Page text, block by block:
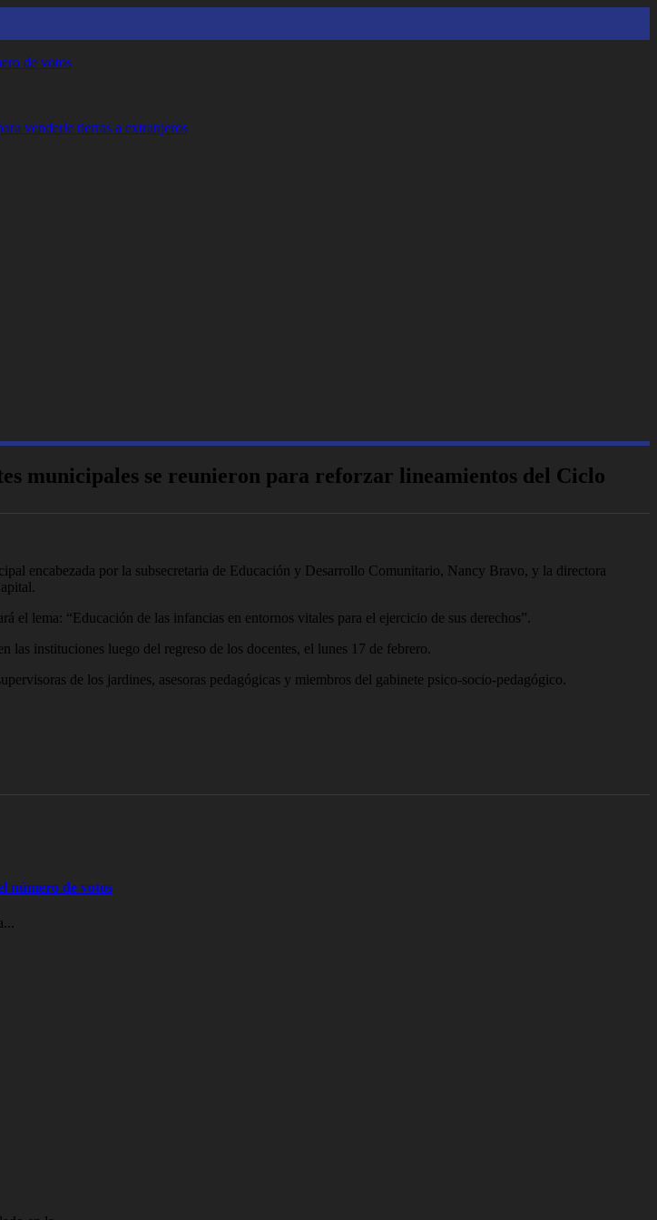
de votos
venderle tierras a extranjeros
municipales se reunieron para reforzar lineamientos del Ciclo
encabezada por la subsecretaria de Educación y Desarrollo Comunitario, Nancy Bravo, y la directora
lema: “Educación de las infancias en entornos vitales para el ejercicio de sus derechos”.
las instituciones luego del regreso de los docentes, el lunes 17 de febrero.
de los jardines, asesoras pedagógicas y miembros del gabinete psico-socio-pedagógico.
número de votos